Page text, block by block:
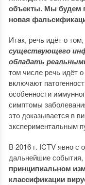
объекты. Мы будем
новая
Итак, речь идёт о том,
существующего
обладать
том числе речь идёт
включают
особенности
симптомы
это доказывается в
экспериментальным
В 2016 г. ICTV явно с
дальнейшие события,
принципиальном
классификации